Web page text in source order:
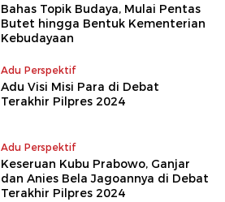
Bahas Topik Budaya, Mulai Pentas
Butet hingga Bentuk Kementerian
Kebudayaan
Adu Perspektif
Adu Visi Misi Para di Debat
Terakhir Pilpres 2024
Adu Perspektif
Keseruan Kubu Prabowo, Ganjar
dan Anies Bela Jagoannya di Debat
Terakhir Pilpres 2024